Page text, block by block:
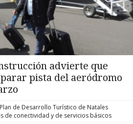
advierte que
pista del aeródromo
de Desarrollo Turístico de Natales
de conectividad y de servicios básicos